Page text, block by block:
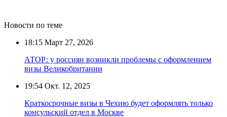
Новости по теме
18:15 Март 27, 2026
АТОР: у россиян возникли проблемы с оформлением
визы Великобритании
19:54 Окт. 12, 2025
Краткосрочные визы в Чехию будет оформлять только
консульский отдел в Москве